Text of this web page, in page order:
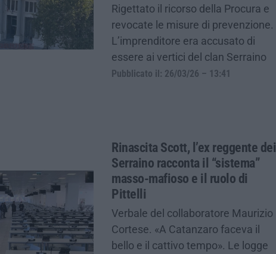
Rigettato il ricorso della Procura e
revocate le misure di prevenzione.
L’imprenditore era accusato di
essere ai vertici del clan Serraino
Pubblicato il: 26/03/26 – 13:41
Rinascita Scott, l’ex reggente dei
Serraino racconta il “sistema”
masso-mafioso e il ruolo di
Pittelli
Verbale del collaboratore Maurizio
Cortese. «A Catanzaro faceva il
bello e il cattivo tempo». Le logge